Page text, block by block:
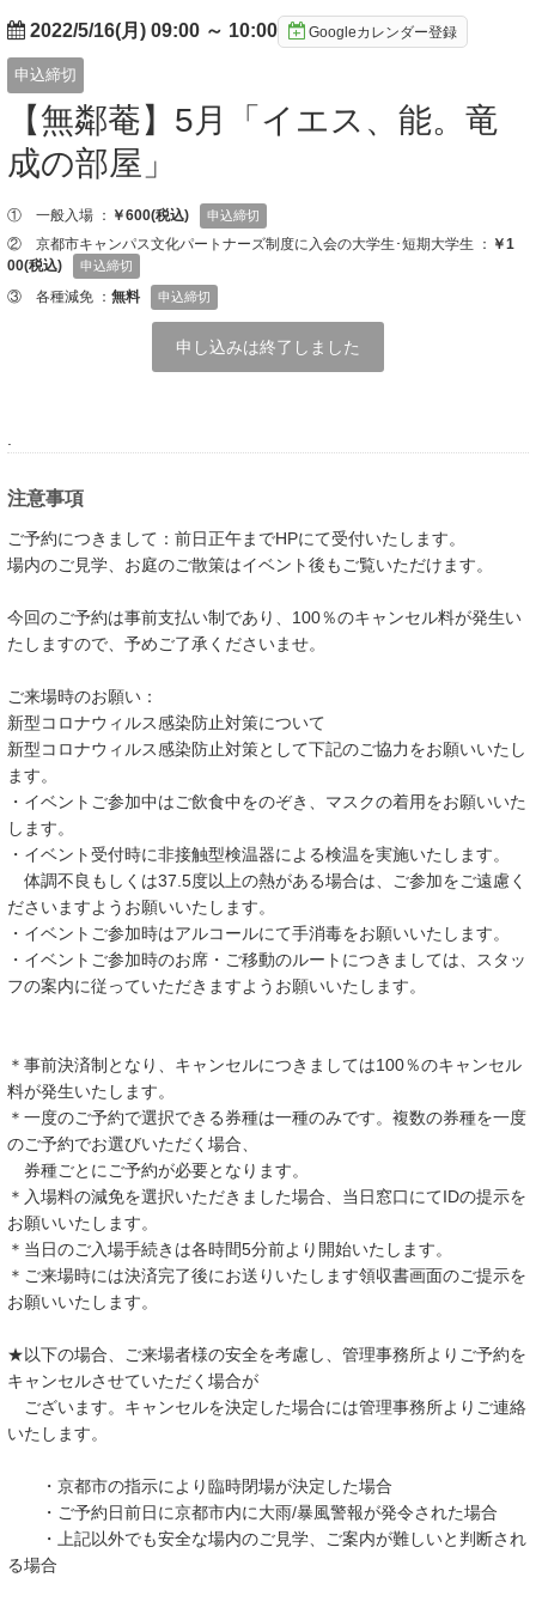
2022/5/16(月) 09:00 ～ 10:00 Googleカレンダー登録
申込締切
【無鄰菴】5月「イエス、能。竜
成の部屋」
① 一般入場 ： ￥600(税込) 申込締切
② 京都市キャンパス文化パートナーズ制度に入会の大学生･短期大学生 ： ￥1
00(税込)
申込締切
③ 各種減免 ： 無料 申込締切
申し込みは終了しました
注意事項
ご予約につきまして：前日正午までHPにて受付いたします。
場内のご見学、お庭のご散策はイベント後もご覧いただけます。
今回のご予約は事前支払い制であり、100％のキャンセル料が発生い
たしますので、予めご了承くださいませ。
ご来場時のお願い：
新型コロナウィルス感染防止対策について
新型コロナウィルス感染防止対策として下記のご協力をお願いいたし
ます。
・イベントご参加中はご飲食中をのぞき、マスクの着用をお願いいた
します。
・イベント受付時に非接触型検温器による検温を実施いたします。
体調不良もしくは37.5度以上の熱がある場合は、ご参加をご遠慮く
ださいますようお願いいたします。
・イベントご参加時はアルコールにて手消毒をお願いいたします。
・イベントご参加時のお席・ご移動のルートにつきましては、スタッ
フの案内に従っていただきますようお願いいたします。
＊事前決済制となり、キャンセルにつきましては100％のキャンセル
料が発生いたします。
＊一度のご予約で選択できる券種は一種のみです。複数の券種を一度
のご予約でお選びいただく場合、
券種ごとにご予約が必要となります。
＊入場料の減免を選択いただきました場合、当日窓口にてIDの提示を
お願いいたします。
＊当日のご入場手続きは各時間5分前より開始いたします。
＊ご来場時には決済完了後にお送りいたします領収書画面のご提示を
お願いいたします。
★以下の場合、ご来場者様の安全を考慮し、管理事務所よりご予約を
キャンセルさせていただく場合が
ございます。キャンセルを決定した場合には管理事務所よりご連絡
いたします。
・京都市の指示により臨時閉場が決定した場合
・ご予約日前日に京都市内に大雨/暴風警報が発令された場合
・上記以外でも安全な場内のご見学、ご案内が難しいと判断され
る場合